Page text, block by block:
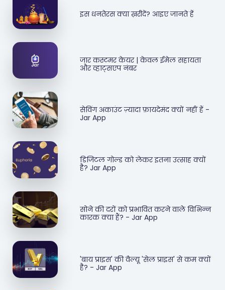
इस धनतेरस क्या ख़रीदें? आइए जानते हैं
जार कस्टमर केयर | केवल ईमेल सहायता
और व्हाट्सएप नंबर
सेविंग अकाउंट ज़्यादा फ़ायदेमंद क्यों नहीं हैं -
Jar App
डिजिटल गोल्ड को लेकर इतना उत्साह क्यों
है? Jar App
सोने की दरों को प्रभावित करने वाले विभिन्न
कारक क्या हैं? - Jar App
'बाय प्राइस' की वैल्यू 'सेल प्राइस' से कम क्यों
है? - Jar App